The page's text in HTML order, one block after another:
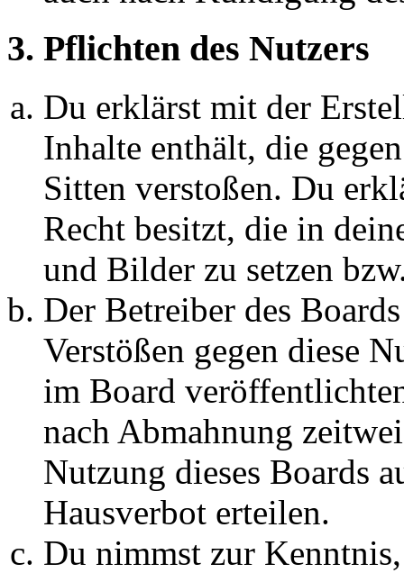
3. Pflichten des Nutzers
Du erklärst mit der
Inhalte enthält, die
Sitten verstoßen. Du
Recht besitzt, die in
und Bilder zu setzen
Der Betreiber des
Verstößen gegen diese
im Board
nach Abmahnung
Nutzung dieses Boards
Hausverbot erteilen.
Du nimmst zur